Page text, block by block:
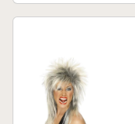
Pesado Accesorios
Pulsera...